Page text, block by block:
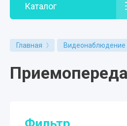
Каталог
Главная Видеонаблюдение